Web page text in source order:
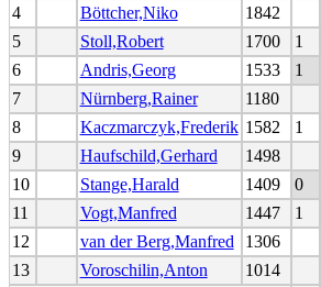
4
Böttcher,Niko
1842
5
Stoll,Robert 1700 1
6
Andris,Georg 1533 1
7
Nürnberg,Rainer 1180
8
Kaczmarczyk,Frederik 1582 1
9
Haufschild,Gerhard 1498
10
Stange,Harald 1409 0
11
Vogt,Manfred 1447 1
12
van der Berg,Manfred 1306
13
Voroschilin,Anton 1014